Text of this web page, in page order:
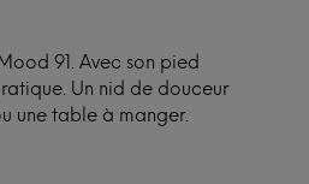
91. Avec son pied
Un nid de douceur
une table à manger.